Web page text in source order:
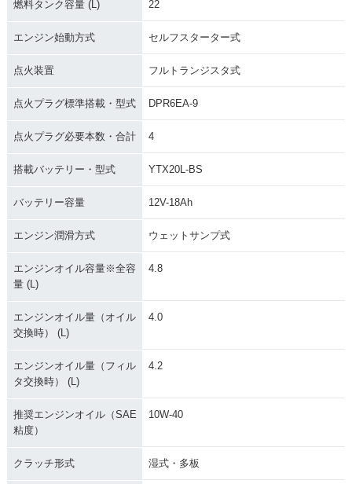
燃料タンク容量 (L) 22
エンジン始動方式 セルフスターター式
点火装置 フルトランジスタ式
点火プラグ標準搭載・型式 DPR6EA-9
点火プラグ必要本数・合計 4
搭載バッテリー・型式 YTX20L-BS
バッテリー容量 12V-18Ah
エンジン潤滑方式 ウェットサンプ式
エンジンオイル容量※全容
量 (L)
4.8
エンジンオイル量（オイル
交換時） (L)
4.0
エンジンオイル量（フィル
タ交換時） (L)
4.2
推奨エンジンオイル（SAE
粘度）
10W-40
クラッチ形式 湿式・多板